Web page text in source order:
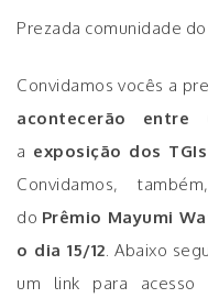
Prezada comunidade do
Convidamos vocês a
acontecerão entre
a exposição dos TGIs
Convidamos,
do Prêmio Mayumi
o dia 15/12 . Abaixo
um link para acesso